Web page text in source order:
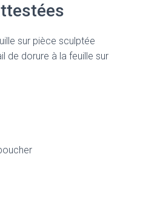
sur pièce sculptée
de dorure à la feuille sur